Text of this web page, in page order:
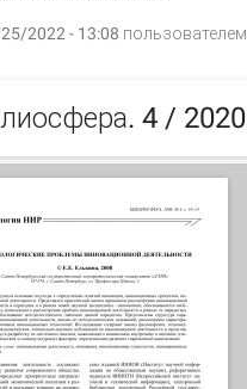
2022 - 13:08 пользователем
4 / 2020